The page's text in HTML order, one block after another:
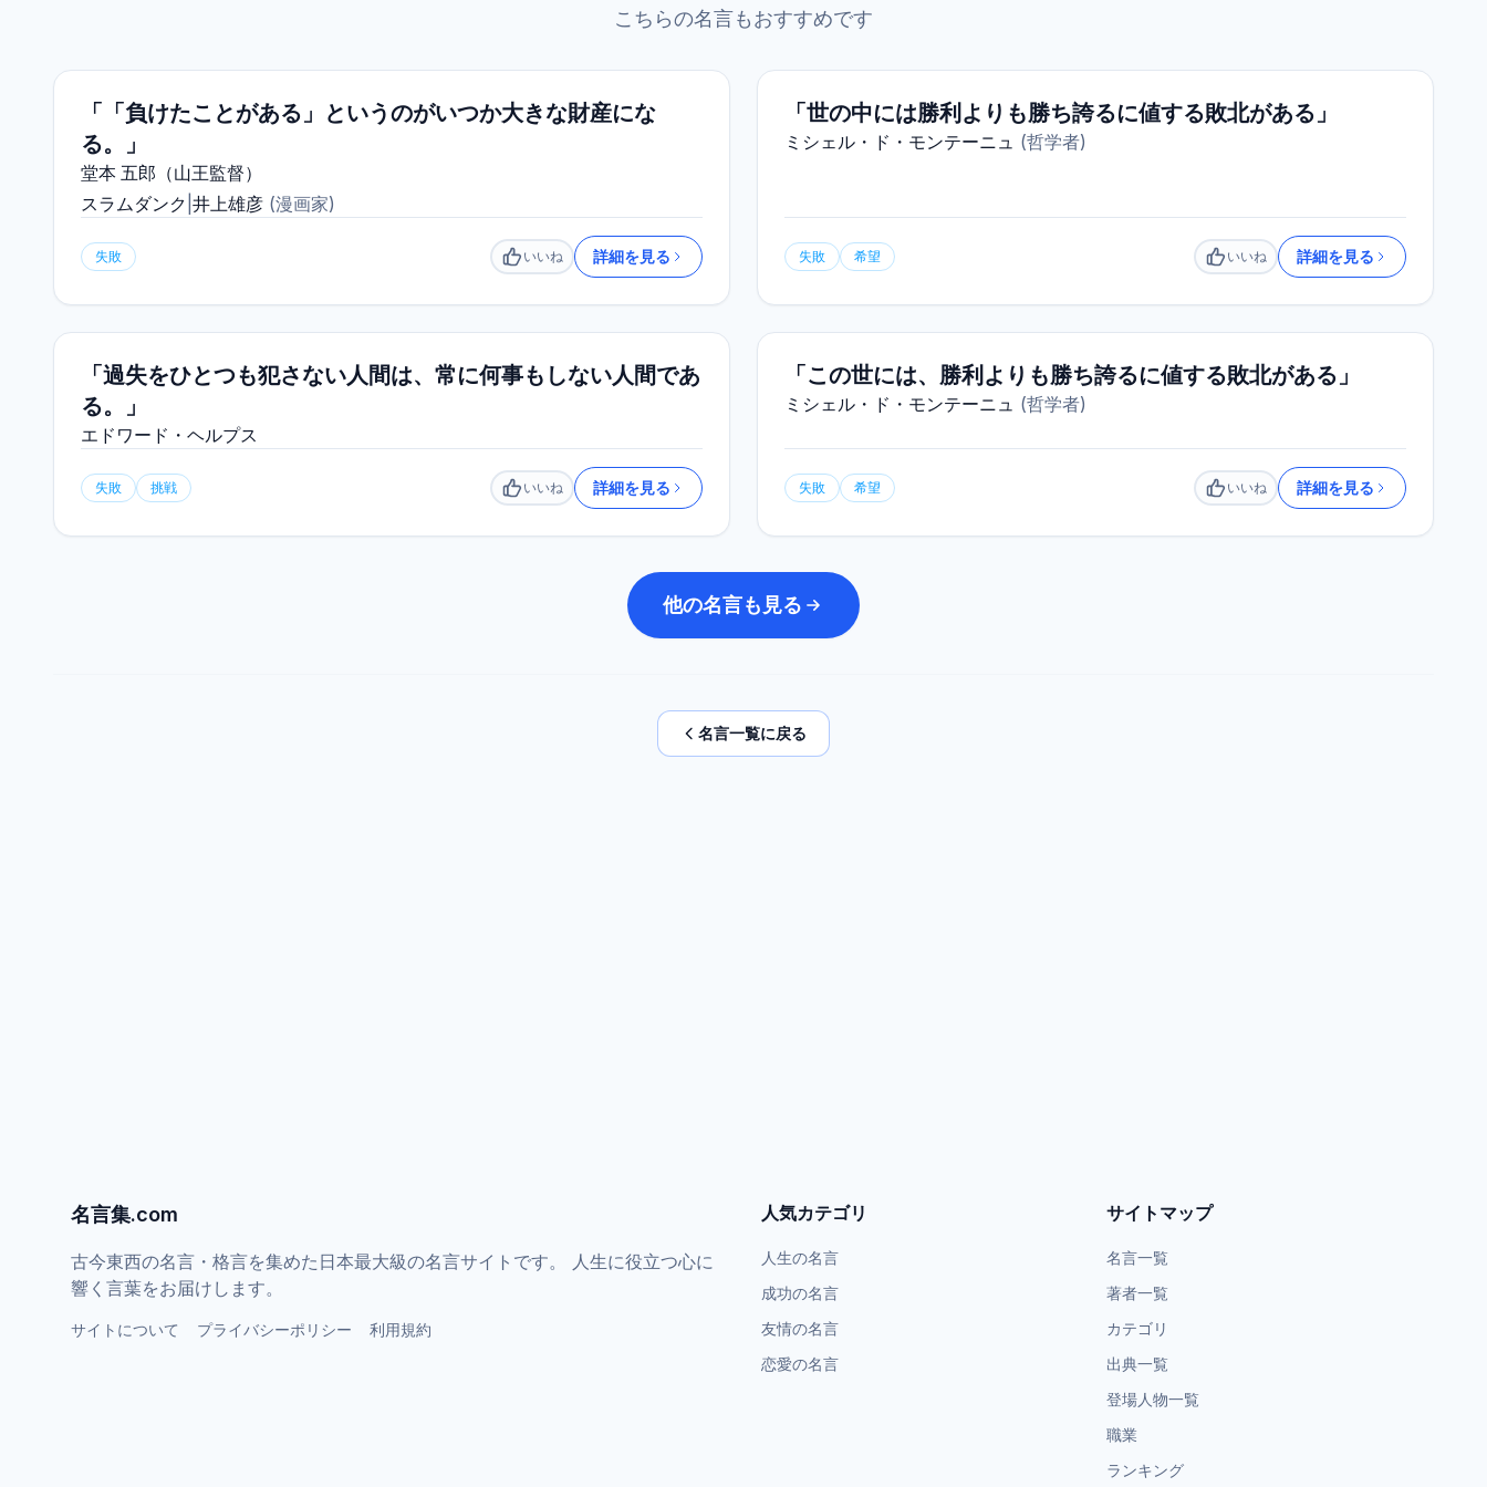
こちらの名言もおすすめです
「「負けたことがある」というのがいつか大きな財産にな
る。」
堂本 五郎（山王監督）
スラムダンク 井上雄彦 (漫画家)
失敗 いいね
いいね 詳細を見る
「世の中には勝利よりも勝ち誇るに値する敗北がある」
ミシェル・ド・モンテーニュ (哲学者)
失敗 希望 いいね
いいね 詳細を見る
「過失をひとつも犯さない人間は、常に何事もしない人間であ
る。」
エドワード・ヘルプス
失敗 挑戦 いいね
いいね 詳細を見る
「この世には、勝利よりも勝ち誇るに値する敗北がある」
ミシェル・ド・モンテーニュ (哲学者)
失敗 希望 いいね
いいね 詳細を見る
他の名言も見る
名言一覧に戻る
名言集.com
古今東西の名言・格言を集めた日本最大級の名言サイトです。 人生に役立つ心に
響く言葉をお届けします。
サイトについて プライバシーポリシー 利用規約
人気カテゴリ
人生の名言
成功の名言
友情の名言
恋愛の名言
サイトマップ
名言一覧
著者一覧
カテゴリ
出典一覧
登場人物一覧
職業
ランキング